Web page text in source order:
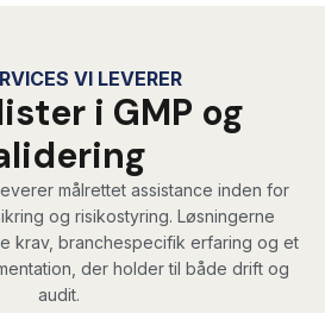
VI LEVERER
i GMP og
målrettet assistance inden for
og risikostyring. Løsningerne
krav, branchespecifik erfaring og et
der holder til både drift og
audit.